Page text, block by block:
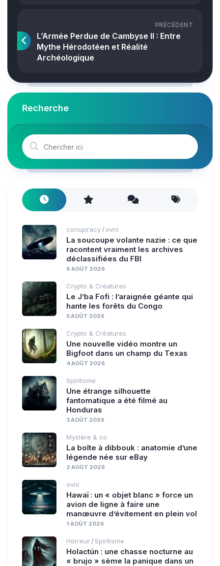
PRÉCÉDENT
L’Armée Perdue de Cambyse II : Entre
Mythe Hérodotéen et Réalité
Archéologique
Recherche
conspiracy / ovni
La soucoupe volante nazie : ce que
racontent vraiment les archives
déclassifiées du FBI
6 AOÛT 2026
Crypto & Créatures
Le J’ba Fofi : l’araignée géante qui
hante les forêts du Congo
5 AOÛT 2026
Crypto & Créatures
Une nouvelle vidéo montre un
Bigfoot dans un champ du Texas
4 AOÛT 2026
Spiritisme
Une étrange silhouette
fantomatique a été filmé au
Honduras
3 AOÛT 2026
Mystère & co
La boîte à dibbouk : anatomie d’une
légende née sur eBay
2 AOÛT 2026
ovni
Hawaï : un « objet blanc » force un
avion de ligne à faire une
manœuvre d’évitement en plein vol
1 AOÛT 2026
Horreur / Spiritisme
Holactún : une chasse nocturne au
« brujo » sème la panique dans un